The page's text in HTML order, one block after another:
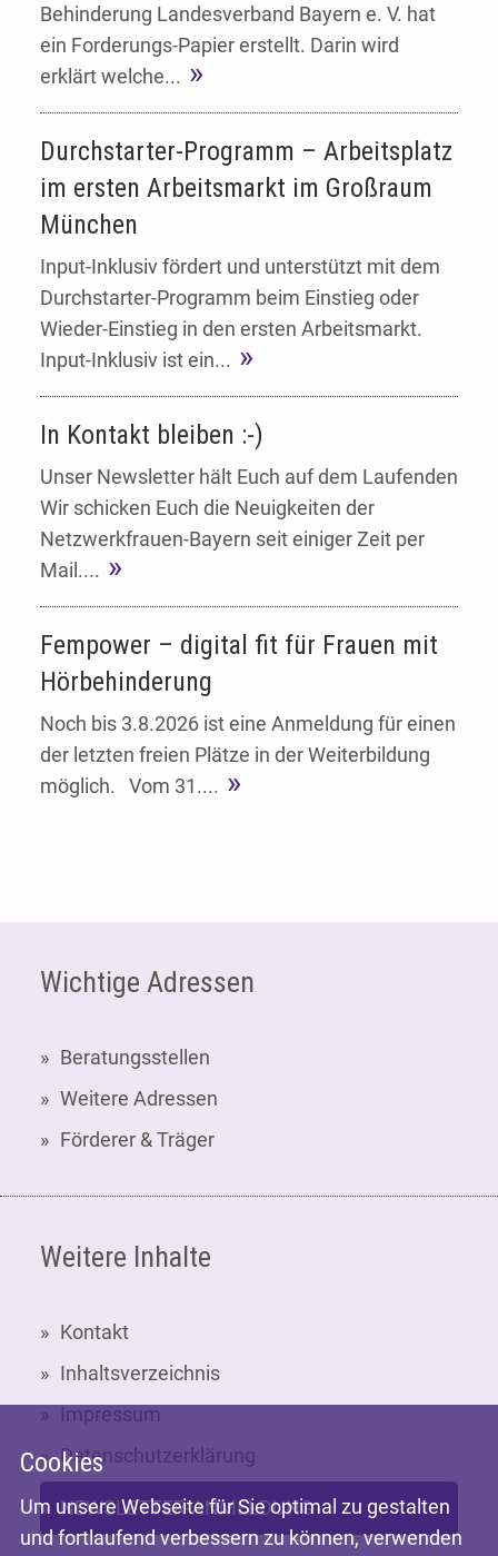
Behinderung Landesverband Bayern e. V. hat
ein Forderungs-Papier erstellt. Darin wird
erklärt welche...
Durchstarter-Programm – Arbeitsplatz
im ersten Arbeitsmarkt im Großraum
München
Input-Inklusiv fördert und unterstützt mit dem
Durchstarter-Programm beim Einstieg oder
Wieder-Einstieg in den ersten Arbeitsmarkt.
Input-Inklusiv ist ein...
In Kontakt bleiben :-)
Unser Newsletter hält Euch auf dem Laufenden
Wir schicken Euch die Neuigkeiten der
Netzwerkfrauen-Bayern seit einiger Zeit per
Mail....
Fempower – digital fit für Frauen mit
Hörbehinderung
Noch bis 3.8.2026 ist eine Anmeldung für einen
der letzten freien Plätze in der Weiterbildung
möglich. Vom 31....
Wichtige Adressen
Beratungsstellen
Weitere Adressen
Förderer & Träger
Weitere Inhalte
Kontakt
Inhaltsverzeichnis
Impressum
Datenschutzerklärung
NEWSLETTER-ANMELDUNG
Cookies
Um unsere Webseite für Sie optimal zu gestalten
und fortlaufend verbessern zu können, verwenden